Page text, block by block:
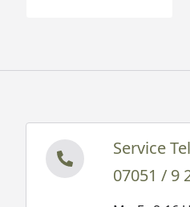
Service
07051 / 9